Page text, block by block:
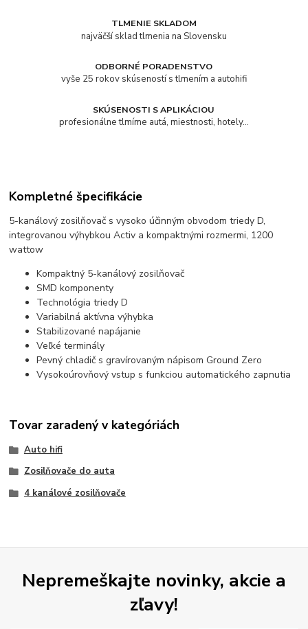
TLMENIE SKLADOM
najväčší sklad tlmenia na Slovensku
ODBORNÉ PORADENSTVO
vyše 25 rokov skúseností s tlmením a autohifi
SKÚSENOSTI S APLIKÁCIOU
profesionálne tlmíme autá, miestnosti, hotely...
Kompletné špecifikácie
5-kanálový zosilňovač s vysoko účinným obvodom triedy D,
integrovanou výhybkou Activ a kompaktnými rozmermi, 1200
wattow
Kompaktný 5-kanálový zosilňovač
SMD komponenty
Technológia triedy D
Variabilná aktívna výhybka
Stabilizované napájanie
Veľké terminály
Pevný chladič s gravírovaným nápisom Ground Zero
Vysokoúrovňový vstup s funkciou automatického zapnutia
Tovar zaradený v kategóriách
Auto hifi
Zosilňovače do auta
4 kanálové zosilňovače
Nepremeškajte novinky, akcie a
zľavy!